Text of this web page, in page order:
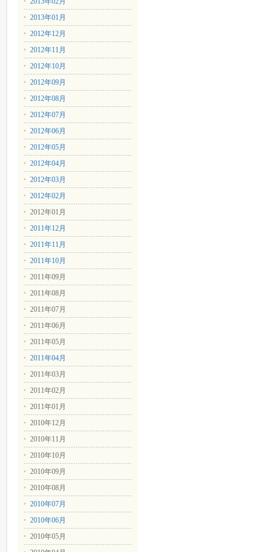
2013年01月
2012年12月
2012年11月
2012年10月
2012年09月
2012年08月
2012年07月
2012年06月
2012年05月
2012年04月
2012年03月
2012年02月
2012年01月
2011年12月
2011年11月
2011年10月
2011年09月
2011年08月
2011年07月
2011年06月
2011年05月
2011年04月
2011年03月
2011年02月
2011年01月
2010年12月
2010年11月
2010年10月
2010年09月
2010年08月
2010年07月
2010年06月
2010年05月